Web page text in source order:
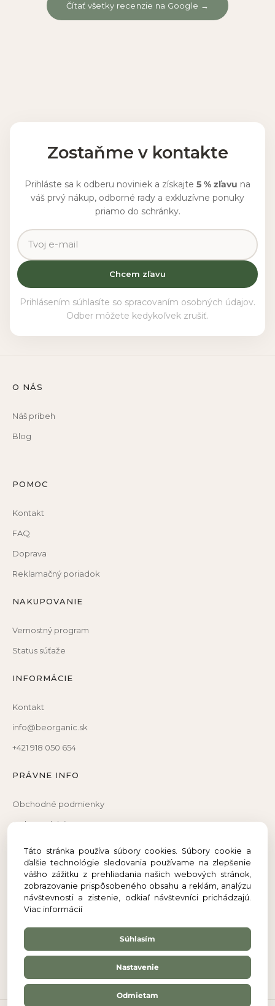
Čítať všetky recenzie na Google →
Zostaňme v kontakte
Prihláste sa k odberu noviniek a získajte 5 % zľavu na
váš prvý nákup, odborné rady a exkluzívne ponuky
priamo do schránky.
Chcem zľavu
Prihlásením súhlasíte so spracovaním osobných údajov.
Odber môžete kedykoľvek zrušiť.
O NÁS
Náš príbeh
Blog
POMOC
Kontakt
FAQ
Doprava
Reklamačný poriadok
NAKUPOVANIE
Vernostný program
Status súťaže
INFORMÁCIE
Kontakt
info@beorganic.sk
+421 918 050 654
PRÁVNE INFO
Obchodné podmienky
Ochrana údajov
Reklamačný formulár
Odstúpenie od zmluvy
Táto stránka používa súbory cookies. Súbory cookie a
ďalšie technológie sledovania používame na zlepšenie
vášho zážitku z prehliadania našich webových stránok,
zobrazovanie prispôsobeného obsahu a reklám, analýzu
návštevnosti a zistenie, odkiaľ návštevníci prichádzajú.
Viac informácií
Súhlasím
Nastavenie
Odmietam